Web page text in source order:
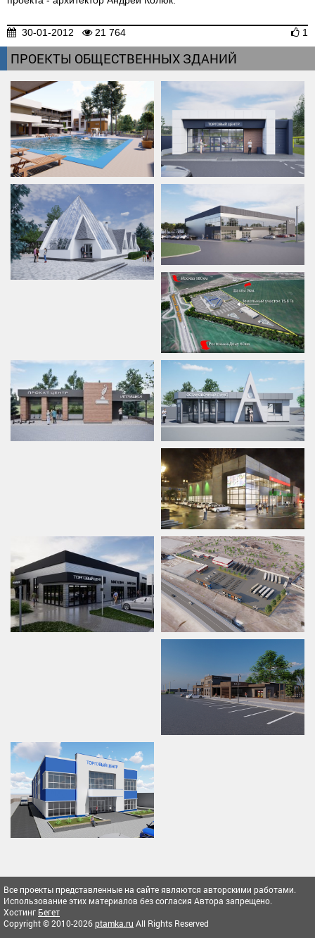
30-01-2012 21 764 1
ПРОЕКТЫ ОБЩЕСТВЕННЫХ ЗДАНИЙ
Все проекты представленные на сайте являются авторскими работами.
Использование этих материалов без согласия Автора запрещено.
Хостинг Бегет
Copyright © 2010-2026ptamka.ru All Rights Reserved